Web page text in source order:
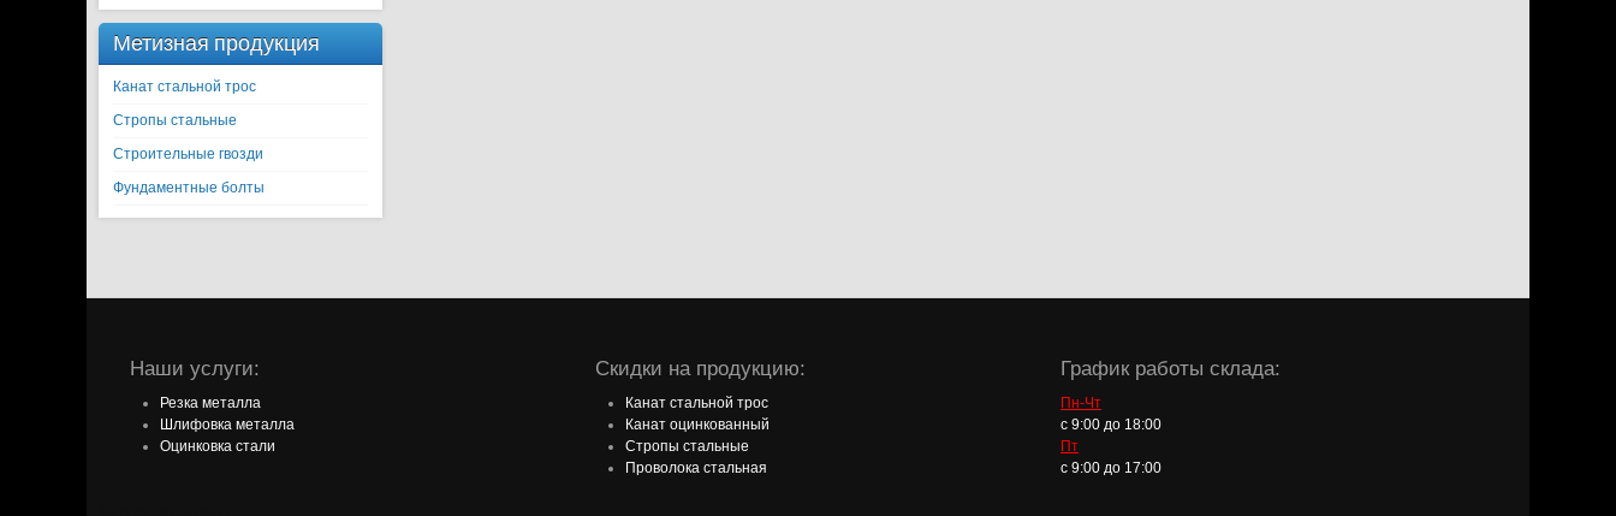
Метизная продукция
Канат стальной трос
Стропы стальные
Строительные гвозди
Фундаментные болты
Наши услуги:
Резка металла
Шлифовка металла
Оцинковка стали
Скидки на продукцию:
Канат стальной трос
Канат оцинкованный
Стропы стальные
Проволока стальная
График работы склада:
Пн-Чт
с 9:00 до 18:00
Пт
с 9:00 до 17:00